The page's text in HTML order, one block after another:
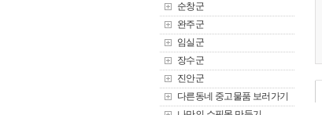
순창군
완주군
임실군
장수군
진안군
다른동네 중고물품 보러가기